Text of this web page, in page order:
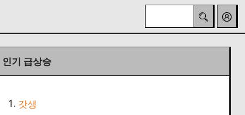
인기 급상승
1. 갓생